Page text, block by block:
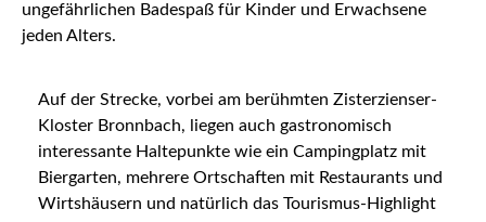
ungefährlichen Badespaß für Kinder und Erwachsene
jeden Alters.
Auf der Strecke, vorbei am berühmten Zisterzienser-
Kloster Bronnbach, liegen auch gastronomisch
interessante Haltepunkte wie ein Campingplatz mit
Biergarten, mehrere Ortschaften mit Restaurants und
Wirtshäusern und natürlich das Tourismus-Highlight